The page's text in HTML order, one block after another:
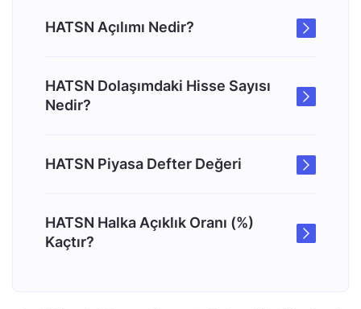
HATSN Açılımı Nedir?
HATSN Dolaşımdaki Hisse Sayısı
Nedir?
HATSN Piyasa Defter Değeri
HATSN Halka Açıklık Oranı (%)
Kaçtır?